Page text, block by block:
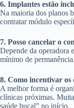
6. Implantes estão
Na maioria dos planos
contratar módulo
7. Posso cancelar o
Depende da operadora
mínimo de permanência.
8. Como incentivar os
A melhor forma é
clínicas próximas.
saúde bucal” no início.